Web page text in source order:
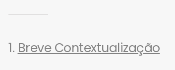
1. Breve Contextualização